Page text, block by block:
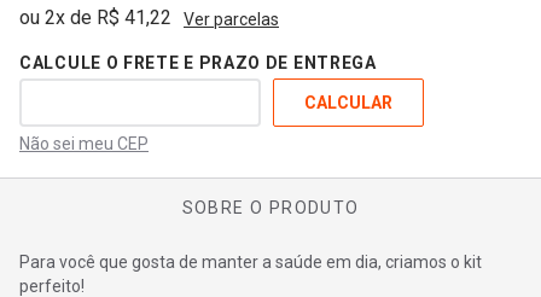
ou 2x de R$ 41,22 Ver parcelas
Não sei meu CEP
SOBRE O PRODUTO
Para você que gosta de manter a saúde em dia, criamos o kit
perfeito!